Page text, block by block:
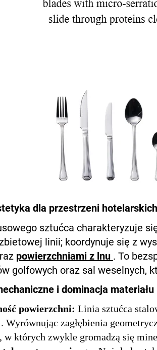
dla przestrzeni
sztućca charakteryzuje
linii; koordynuje się z
powierzchniami z lnu . To
golfowych oraz sal weselnych,
i dominacja materiału
powierzchni: Linia sztućca
Wyrównując zagłębienia
w których zwykle gromadzą się